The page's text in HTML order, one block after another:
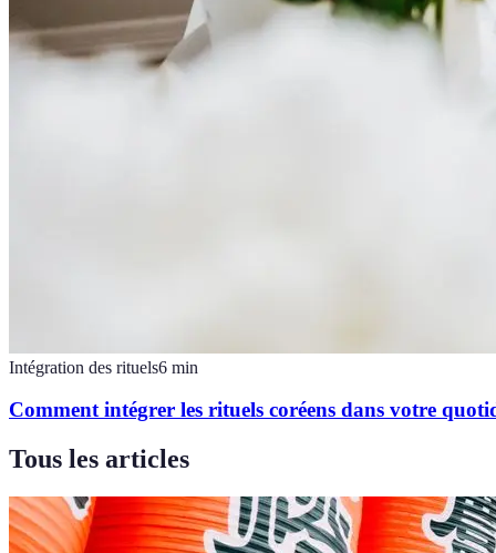
Intégration des rituels6 min
Comment intégrer les rituels coréens dans votre
Tous les articles